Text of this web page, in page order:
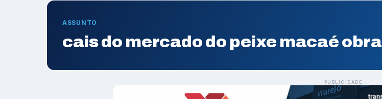
ASSUNTO
cais do mercado do peixe macaé obra
PUBLICIDADE